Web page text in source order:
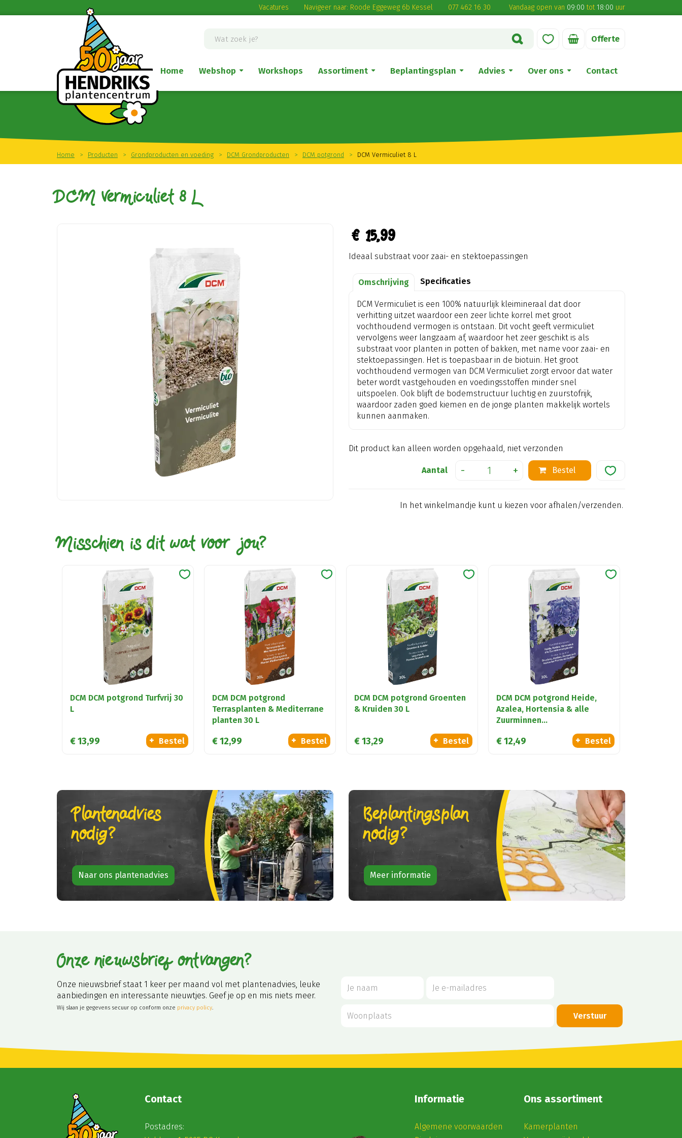
naar
Home > Producten > Grondproducten en voeding > DCM Grondproducten > DCM potgrond > DCM Vermiculiet 8 L
DCM Vermiculiet 8 L
Vacatures Navigeer naar: Roode Eggeweg 6b Kessel 077 462 16 30 Vandaag open van 09:00 tot18:00 uur
Offerte
Home Webshop Workshops Assortiment Beplantingsplan Advies Over ons Contact
€ 15,99
Ideaal substraat voor zaai- en stektoepassingen
Omschrijving Specificaties
DCM Vermiculiet is een 100% natuurlijk kleimineraal dat door
verhitting uitzet waardoor een zeer lichte korrel met groot
vochthoudend vermogen is ontstaan. Dit vocht geeft vermiculiet
vervolgens weer langzaam af, waardoor het zeer geschikt is als
substraat voor planten in potten of bakken, met name voor zaai- en
stektoepassingen. Het is toepasbaar in de biotuin. Het groot
vochthoudend vermogen van DCM Vermiculiet zorgt ervoor dat water
beter wordt vastgehouden en voedingsstoffen minder snel
uitspoelen. Ook blijft de bodemstructuur luchtig en zuurstofrijk,
waardoor zaden goed kiemen en de jonge planten makkelijk wortels
kunnen aanmaken.
Dit product kan alleen worden opgehaald, niet verzonden
Aantal
In het winkelmandje kunt u kiezen voor afhalen/verzenden.
Misschien is dit wat voor jou?
DCM DCM potgrond Turfvrij 30
L
€13,99 Bestel
DCM DCM potgrond
Terrasplanten & Mediterrane
planten 30 L
€12,99 Bestel
DCM DCM potgrond Groenten
& Kruiden 30 L
€13,29 Bestel
DCM DCM potgrond Heide,
Azalea, Hortensia & alle
Zuurminnen…
€12,49 Bestel
Plantenadvies
nodig?
Naar ons plantenadvies
Beplantingsplan
nodig?
Meer informatie
Onze nieuwsbrief ontvangen?
Onze nieuwsbrief staat 1 keer per maand vol met plantenadvies, leuke
aanbiedingen en interessante nieuwtjes. Geef je op en mis niets meer.
Wij slaan je gegevens secuur op conform onze privacy policy.
Contact
Postadres:
Informatie
Algemene voorwaarden
Ons assortiment
Kamerplanten